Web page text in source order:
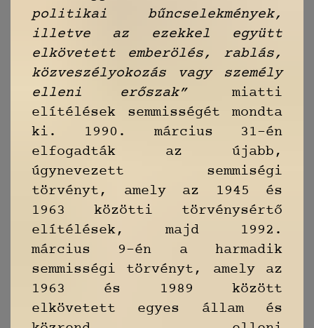
politikai bűncselekmények,
illetve az ezekkel együtt
elkövetett emberölés, rablás,
közveszélyokozás vagy személy
elleni erőszak”
miatti
elítélések semmisségét mondta
ki. 1990. március 31-én
elfogadták az újabb,
úgynevezett semmiségi
törvényt, amely az 1945 és
1963 közötti törvénysértő
elítélések, majd 1992.
március 9-én a harmadik
semmisségi törvényt, amely az
1963 és 1989 között
elkövetett egyes állam és